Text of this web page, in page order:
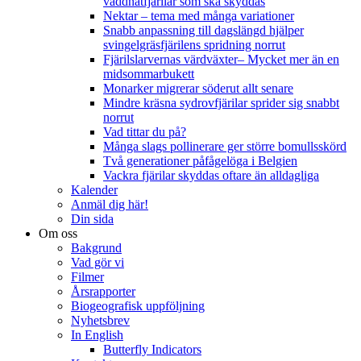
Nektar – tema med många variationer
Snabb anpassning till dagslängd hjälper
svingelgräsfjärilens spridning norrut
Fjärilslarvernas värdväxter– Mycket mer än en
midsommarbukett
Monarker migrerar söderut allt senare
Mindre kräsna sydrovfjärilar sprider sig snabbt
norrut
Vad tittar du på?
Många slags pollinerare ger större bomullsskörd
Två generationer påfågelöga i Belgien
Vackra fjärilar skyddas oftare än alldagliga
Kalender
Anmäl dig här!
Din sida
Om oss
Bakgrund
Vad gör vi
Filmer
Årsrapporter
Biogeografisk uppföljning
Nyhetsbrev
In English
Butterfly Indicators